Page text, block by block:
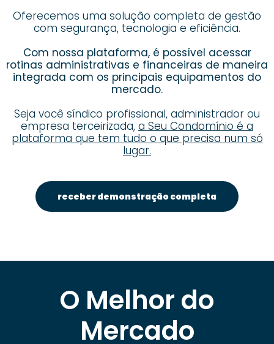
Oferecemos uma solução completa de gestão
com segurança, tecnologia e eficiência.
Com nossa plataforma, é possível acessar
rotinas administrativas e financeiras de maneira
integrada com os principais equipamentos do
mercado.
Seja você síndico profissional, administrador ou
empresa terceirizada, a Seu Condomínio é a
plataforma que tem tudo o que precisa num só
lugar.
receber demonstração completa
O Melhor do
Mercado